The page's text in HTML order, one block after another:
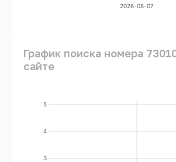
2026-08-07
График поиска номера
сайте
3
4
5